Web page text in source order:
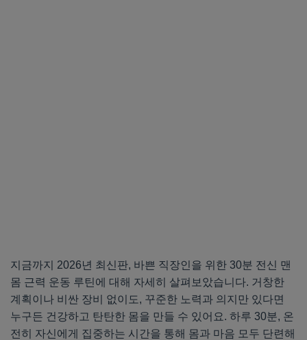
지금까지 2026년 최신판, 바쁜 직장인을 위한 30분 전신 맨
몸 근력 운동 루틴에 대해 자세히 살펴보았습니다. 거창한
계획이나 비싼 장비 없이도, 꾸준한 노력과 의지만 있다면
누구든 건강하고 탄탄한 몸을 만들 수 있어요. 하루 30분, 온
전히 자신에게 집중하는 시간을 통해 몸과 마음 모두 단련해